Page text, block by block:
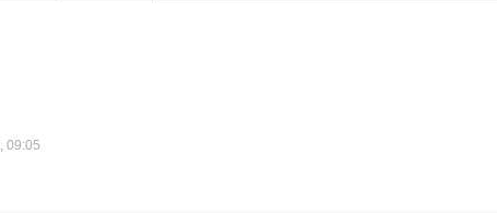
09:05